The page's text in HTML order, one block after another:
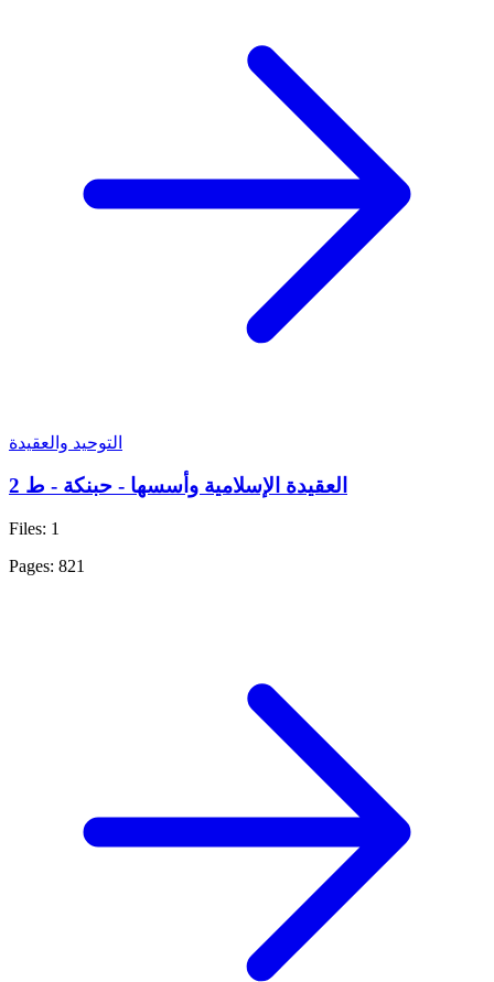
التوحيد والعقيدة
العقيدة الإسلامية وأسسها - حبنكة - ط 2
Files: 1
Pages: 821